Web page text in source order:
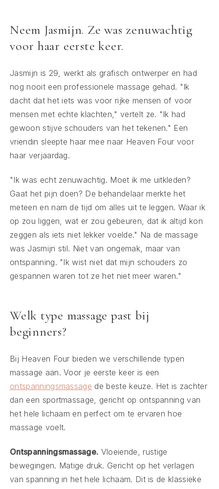
Neem Jasmijn. Ze was zenuwachtig
voor haar eerste keer.
Jasmijn is 29, werkt als grafisch ontwerper en had
nog nooit een professionele massage gehad. "Ik
dacht dat het iets was voor rijke mensen of voor
mensen met echte klachten," vertelt ze. "Ik had
gewoon stijve schouders van het tekenen." Een
vriendin sleepte haar mee naar Heaven Four voor
haar verjaardag.
"Ik was echt zenuwachtig. Moet ik me uitkleden?
Gaat het pijn doen? De behandelaar merkte het
meteen en nam de tijd om alles uit te leggen. Waar ik
op zou liggen, wat er zou gebeuren, dat ik altijd kon
zeggen als iets niet lekker voelde." Na de massage
was Jasmijn stil. Niet van ongemak, maar van
ontspanning. "Ik wist niet dat mijn schouders zo
gespannen waren tot ze het niet meer waren."
Welk type massage past bij
beginners?
Bij Heaven Four bieden we verschillende typen
massage aan. Voor je eerste keer is een
ontspanningsmassage de beste keuze. Het is zachter
dan een sportmassage, gericht op ontspanning van
het hele lichaam en perfect om te ervaren hoe
massage voelt.
Ontspanningsmassage. Vloeiende, rustige
bewegingen. Matige druk. Gericht op het verlagen
van spanning in het hele lichaam. Dit is de klassieke